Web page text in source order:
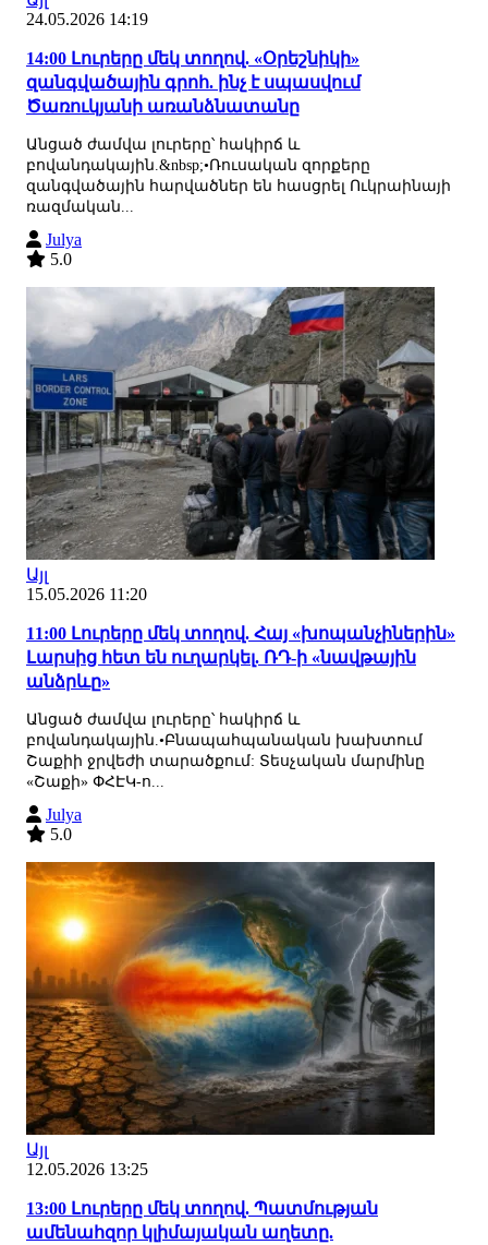
24.05.2026 14:19
14:00 Լուրերը մեկ տողով. «Օրեշնիկի»
զանգվածային գրոհ. ինչ է սպասվում
Ծառուկյանի առանձնատանը
Անցած ժամվա լուրերը՝ հակիրճ և
բովանդակային.&nbsp;•Ռուսական զորքերը
զանգվածային հարվածներ են հասցրել Ուկրաինայի
ռազմական...
Julya
5.0
Այլ
15.05.2026 11:20
11:00 Լուրերը մեկ տողով. Հայ «խոպանչիներին»
Լարսից հետ են ուղարկել. ՌԴ-ի «նավթային
անձրևը»
Անցած ժամվա լուրերը՝ հակիրճ և
բովանդակային.•Բնապահպանական խախտում
Շաքիի ջրվեժի տարածքում: Տեսչական մարմինը
«Շաքի» ՓՀԷԿ-ո...
Julya
5.0
Այլ
12.05.2026 13:25
13:00 Լուրերը մեկ տողով. Պատմության
ամենահզոր կլիմայական աղետը.